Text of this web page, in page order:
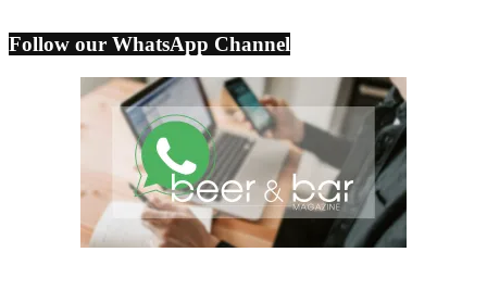
Follow our WhatsApp Channel